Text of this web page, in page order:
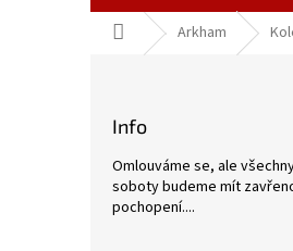
Domů Arkham
Info
Omlouváme se, ale
soboty budeme mít
pochopení....